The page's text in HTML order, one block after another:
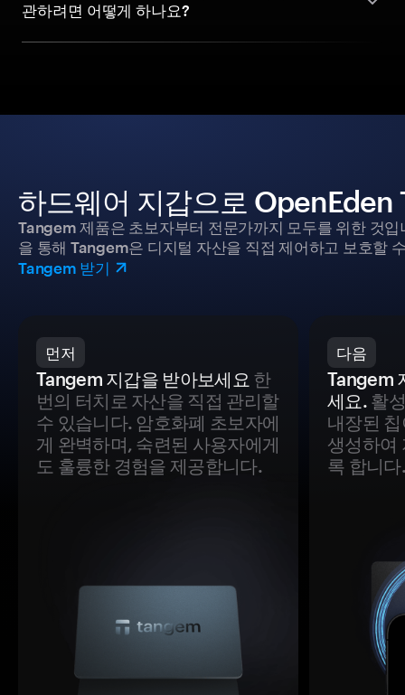
관하려면 어떻게 하나요?
하드웨어 지갑으로 OpenEden
Tangem 제품은 초보자부터 전문가까지 모두를 위한 것
을 통해 Tangem은 디지털 자산을 직접 제어하고 보호할
Tangem 받기
먼저
Tangem 지갑을 받아보세요 한
번의 터치로 자산을 직접 관리할
수 있습니다. 암호화폐 초보자에
게 완벽하며, 숙련된 사용자에게
도 훌륭한 경험을 제공합니다.
다음
Tangem
세요.활
내장된
생성하여
록 합니다.